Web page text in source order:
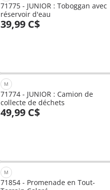
71775 - JUNIOR : Toboggan avec
réservoir d'eau
39,99 C$
Au panier
M
71774 - JUNIOR : Camion de
collecte de déchets
49,99 C$
Au panier
M
71854 - Promenade en Tout-